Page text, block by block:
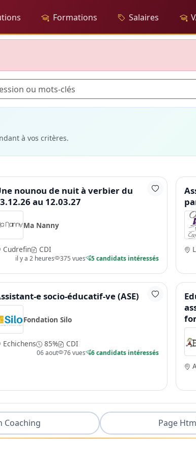
Formations Salaires
à vos critères.
nounou de nuit à verbier du
au 12.03.27
Ma Nanny
Cudrefin CDI
il y a 2 heures 375 vues 5 candidats intéressés
e socio-éducatif-ve (ASE)
Fondation Silo
Echichens 85% CDI
06 aout 76 vues 6 candidats intéressés
Coaching Page